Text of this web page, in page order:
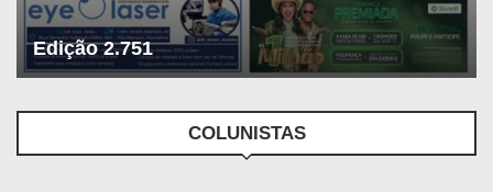
Edição 2.751
COLUNISTAS